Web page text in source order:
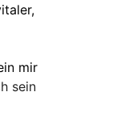
mir
sein